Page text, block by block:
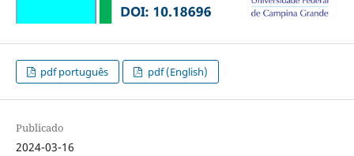
pdf português pdf (English)
Publicado
2024-03-16